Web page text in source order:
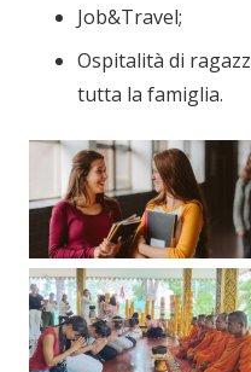
Job&Travel;
Ospitalità di
tutta la famiglia.